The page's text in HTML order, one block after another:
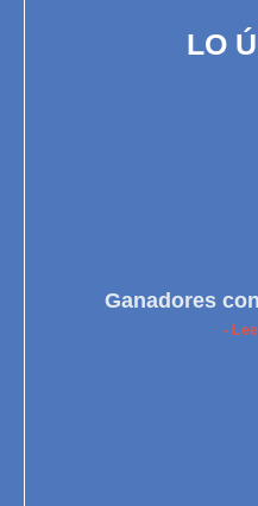
LO
Ganadores
-